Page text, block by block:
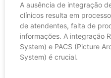
A ausência de integração
clínicos resulta em
de atendentes, falta de
informações. A integração
System) e PACS (Picture
System) é crucial.